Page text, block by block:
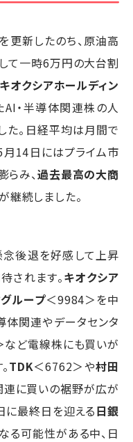
新したのち、原油高
て一時6万円の大台割
キオクシアホールディン
・半導体関連株の人
。日経平均は月間で
月14日にはプライム市
らみ、過去最高の大商
継続しました。
後退を好感して上昇
されます。キオクシア
ループ＜9984＞を中
関連やデータセンタ
など電線株にも買いが
TDK＜6762＞や村田
に買いの裾野が広が
に最終日を迎える日銀
る可能性がある中、日